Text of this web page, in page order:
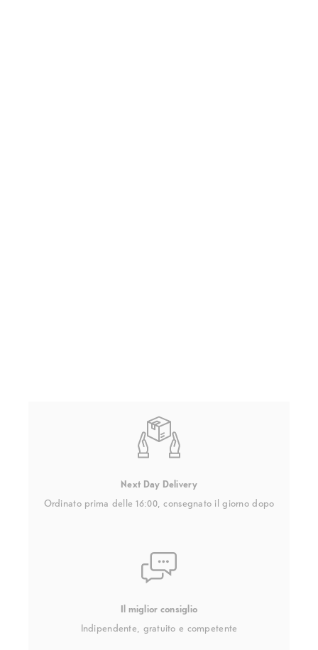
Next Day Delivery
Ordinato prima delle 16:00, consegnato il giorno dopo
Il miglior consiglio
Indipendente, gratuito e competente